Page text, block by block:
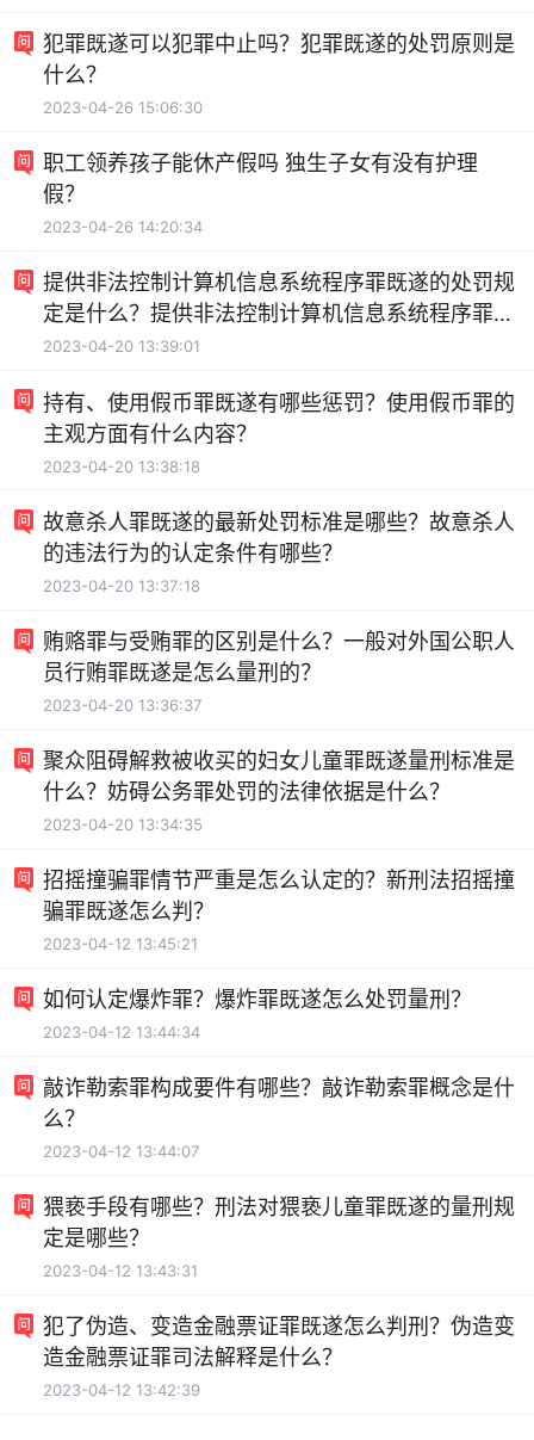
犯罪既遂可以犯罪中止吗？犯罪既遂的处罚原则是
什么？
2023-04-26 15:06:30
职工领养孩子能休产假吗 独生子女有没有护理
假？
2023-04-26 14:20:34
提供非法控制计算机信息系统程序罪既遂的处罚规
定是什么？提供非法控制计算机信息系统程序罪立
案标准是什么？
2023-04-20 13:39:01
持有、使用假币罪既遂有哪些惩罚？使用假币罪的
主观方面有什么内容？
2023-04-20 13:38:18
故意杀人罪既遂的最新处罚标准是哪些？故意杀人
的违法行为的认定条件有哪些？
2023-04-20 13:37:18
贿赂罪与受贿罪的区别是什么？一般对外国公职人
员行贿罪既遂是怎么量刑的？
2023-04-20 13:36:37
聚众阻碍解救被收买的妇女儿童罪既遂量刑标准是
什么？妨碍公务罪处罚的法律依据是什么？
2023-04-20 13:34:35
招摇撞骗罪情节严重是怎么认定的？新刑法招摇撞
骗罪既遂怎么判？
2023-04-12 13:45:21
如何认定爆炸罪？爆炸罪既遂怎么处罚量刑？
2023-04-12 13:44:34
敲诈勒索罪构成要件有哪些？敲诈勒索罪概念是什
么？
2023-04-12 13:44:07
猥亵手段有哪些？刑法对猥亵儿童罪既遂的量刑规
定是哪些？
2023-04-12 13:43:31
犯了伪造、变造金融票证罪既遂怎么判刑？伪造变
造金融票证罪司法解释是什么？
2023-04-12 13:42:39